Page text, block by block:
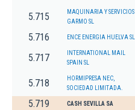
5.715
MAQUINARIA Y SERVICIOS
GARMO SL
5.716 ENCE ENERGIA HUELVA SL
5.717
INTERNATIONAL MAIL
SPAIN SL
5.718
HORMIPRESA NEC,
SOCIEDAD LIMITADA.
5.719 CASH SEVILLA SA